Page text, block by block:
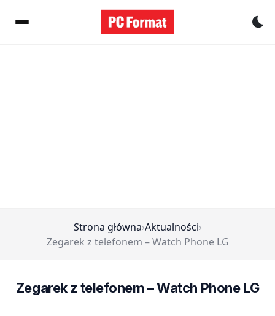
Strona główna›Aktualności›
Zegarek z telefonem – Watch Phone LG
Zegarek z telefonem – Watch Phone LG